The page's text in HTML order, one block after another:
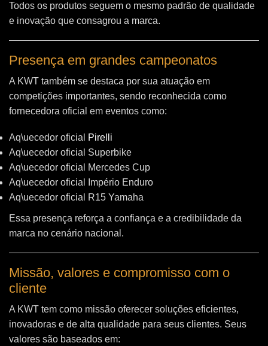
Todos os produtos seguem o mesmo padrão de qualidade
e inovação que consagrou a marca.
Presença em grandes campeonatos
A KWT também se destaca por sua atuação em
competições importantes, sendo reconhecida como
fornecedora oficial em eventos como:
Aq\uecedor oficial
Pirelli
Aq\uecedor oficial Superbike
Aq\uecedor oficial Mercedes Cup
Aq\uecedor oficial Império Enduro
Aq\uecedor oficial R15 Yamaha
Essa presença reforça a confiança e a credibilidade da
marca no cenário nacional.
Missão, valores e compromisso com o
cliente
A KWT tem como missão oferecer soluções eficientes,
inovadoras e de alta qualidade para seus clientes. Seus
valores são baseados em: